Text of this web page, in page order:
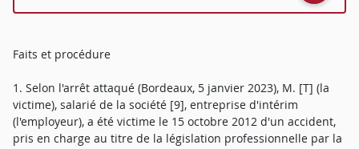
Faits et procédure
1. Selon l'arrêt attaqué (Bordeaux, 5 janvier 2023), M. [T] (la
victime), salarié de la société [9], entreprise d'intérim
(l'employeur), a été victime le 15 octobre 2012 d'un accident,
pris en charge au titre de la législation professionnelle par la